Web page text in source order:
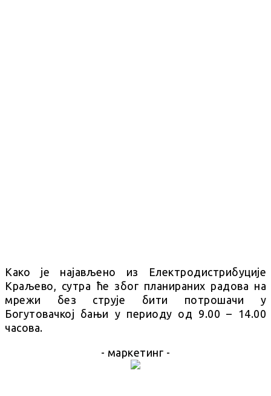
Како је најављено из Електродистрибуције
Краљево, сутра ће због планираних радова на
мрежи без струје бити потрошачи у
Богутовачкој бањи у периоду од 9.00 – 14.00
часова.
- маркетинг -